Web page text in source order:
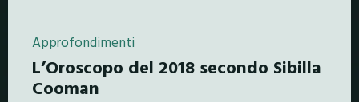
Approfondimenti
L’Oroscopo del 2018 secondo Sibilla
Cooman